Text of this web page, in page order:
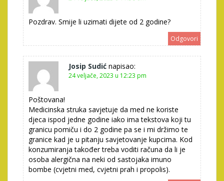
Pozdrav. Smije li uzimati dijete od 2 godine?
Odgovori
Josip Sudić napisao:
24 veljače, 2023 u 12:23 pm
Poštovana!
Medicinska struka savjetuje da med ne koriste
djeca ispod jedne godine iako ima tekstova koji tu
granicu pomiču i do 2 godine pa se i mi držimo te
granice kad je u pitanju savjetovanje kupcima. Kod
konzumiranja također treba voditi računa da li je
osoba alergična na neki od sastojaka imuno
bombe (cvjetni med, cvjetni prah i propolis).